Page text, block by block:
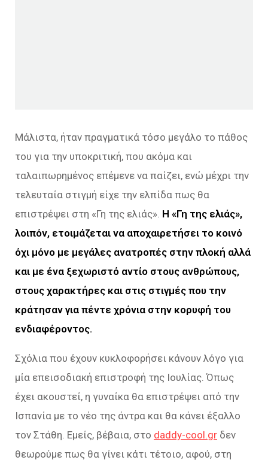
Μάλιστα, ήταν πραγματικά τόσο μεγάλο το πάθος
του για την υποκριτική, που ακόμα και
ταλαιπωρημένος επέμενε να παίζει, ενώ μέχρι την
τελευταία στιγμή είχε την ελπίδα πως θα
επιστρέψει στη «Γη της ελιάς». Η «Γη της ελιάς»,
λοιπόν, ετοιμάζεται να αποχαιρετήσει το κοινό
όχι μόνο με μεγάλες ανατροπές στην πλοκή αλλά
και με ένα ξεχωριστό αντίο στους ανθρώπους,
στους χαρακτήρες και στις στιγμές που την
κράτησαν για πέντε χρόνια στην κορυφή του
ενδιαφέροντος.
Σχόλια που έχουν κυκλοφορήσει κάνουν λόγο για
μία επεισοδιακή επιστροφή της Ιουλίας. Όπως
έχει ακουστεί, η γυναίκα θα επιστρέψει από την
Ισπανία με το νέο της άντρα και θα κάνει έξαλλο
τον Στάθη. Εμείς, βέβαια, στο daddy-cool.gr δεν
θεωρούμε πως θα γίνει κάτι τέτοιο, αφού, στη